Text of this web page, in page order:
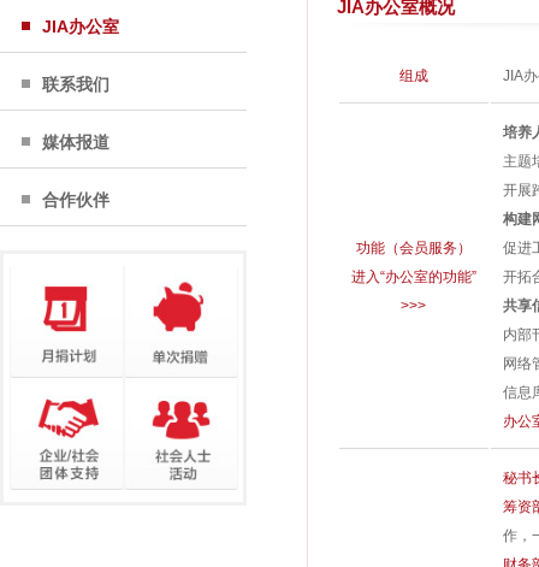
JIA办公室
联系我们
媒体报道
合作伙伴
JIA办公室概况
组成 JIA
功能（会员服务）
进入“办公室的功能”
>>>
培养
主题
开展
构建
促进
开拓
共享
内部
网络
信息
办公
秘书
筹资
作，